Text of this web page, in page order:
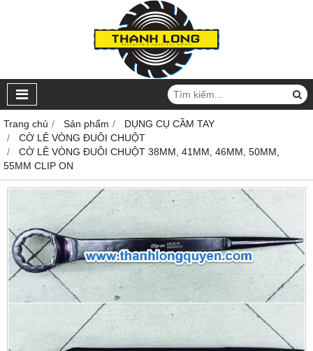
Trang chủ Sản phẩm
DỤNG CỤ CẦM TAY
CỜ LÊ VÒNG ĐUÔI CHUỘT
CỜ LÊ VÒNG ĐUÔI CHUỘT 38MM, 41MM, 46MM, 50MM,
55MM CLIP ON